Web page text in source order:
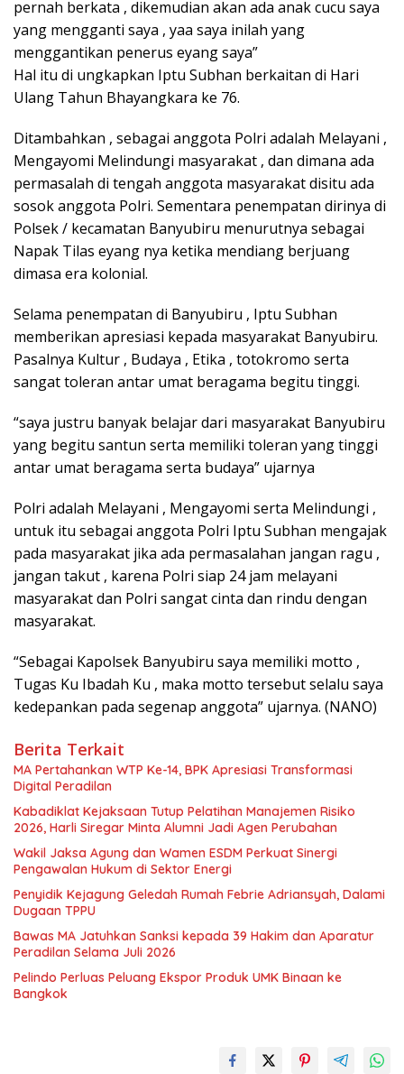
pernah berkata , dikemudian akan ada anak cucu saya
yang mengganti saya , yaa saya inilah yang
menggantikan penerus eyang saya”
Hal itu di ungkapkan Iptu Subhan berkaitan di Hari
Ulang Tahun Bhayangkara ke 76.
Ditambahkan , sebagai anggota Polri adalah Melayani ,
Mengayomi Melindungi masyarakat , dan dimana ada
permasalah di tengah anggota masyarakat disitu ada
sosok anggota Polri. Sementara penempatan dirinya di
Polsek / kecamatan Banyubiru menurutnya sebagai
Napak Tilas eyang nya ketika mendiang berjuang
dimasa era kolonial.
Selama penempatan di Banyubiru , Iptu Subhan
memberikan apresiasi kepada masyarakat Banyubiru.
Pasalnya Kultur , Budaya , Etika , totokromo serta
sangat toleran antar umat beragama begitu tinggi.
“saya justru banyak belajar dari masyarakat Banyubiru
yang begitu santun serta memiliki toleran yang tinggi
antar umat beragama serta budaya” ujarnya
Polri adalah Melayani , Mengayomi serta Melindungi ,
untuk itu sebagai anggota Polri Iptu Subhan mengajak
pada masyarakat jika ada permasalahan jangan ragu ,
jangan takut , karena Polri siap 24 jam melayani
masyarakat dan Polri sangat cinta dan rindu dengan
masyarakat.
“Sebagai Kapolsek Banyubiru saya memiliki motto ,
Tugas Ku Ibadah Ku , maka motto tersebut selalu saya
kedepankan pada segenap anggota” ujarnya. (NANO)
Berita Terkait
MA Pertahankan WTP Ke-14, BPK Apresiasi Transformasi
Digital Peradilan
Kabadiklat Kejaksaan Tutup Pelatihan Manajemen Risiko
2026, Harli Siregar Minta Alumni Jadi Agen Perubahan
Wakil Jaksa Agung dan Wamen ESDM Perkuat Sinergi
Pengawalan Hukum di Sektor Energi
Penyidik Kejagung Geledah Rumah Febrie Adriansyah, Dalami
Dugaan TPPU
Bawas MA Jatuhkan Sanksi kepada 39 Hakim dan Aparatur
Peradilan Selama Juli 2026
Pelindo Perluas Peluang Ekspor Produk UMK Binaan ke
Bangkok